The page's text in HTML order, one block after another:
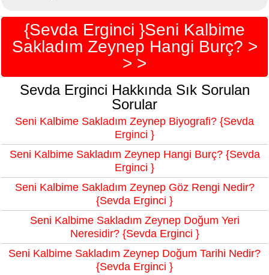
{Sevda Erginci }Seni Kalbime
Sakladım Zeynep Hangi Burç? >
> >
Sevda Erginci Hakkında Sık Sorulan
Sorular
Seni Kalbime Sakladım Zeynep Biyografi? {Sevda
Erginci }
Seni Kalbime Sakladım Zeynep Hangi Burç? {Sevda
Erginci }
Seni Kalbime Sakladım Zeynep Göz Rengi Nedir?
{Sevda Erginci }
Seni Kalbime Sakladım Zeynep Doğum Yeri
Neresidir? {Sevda Erginci }
Seni Kalbime Sakladım Zeynep Doğum Tarihi Nedir?
{Sevda Erginci }